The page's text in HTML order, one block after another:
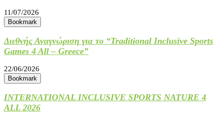
11/07/2026
Bookmark
Διεθνής Αναγνώριση για το “Traditional Inclusive Sports
Games 4 All – Greece”
22/06/2026
Bookmark
INTERNATIONAL INCLUSIVE SPORTS NATURE 4
ALL 2026